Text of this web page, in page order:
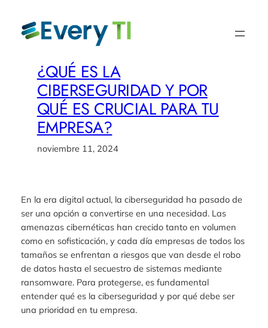
contenido
¿QUÉ ES LA
CIBERSEGURIDAD Y POR
QUÉ ES CRUCIAL PARA TU
EMPRESA?
noviembre 11, 2024
En la era digital actual, la ciberseguridad ha pasado de
ser una opción a convertirse en una necesidad. Las
amenazas cibernéticas han crecido tanto en volumen
como en sofisticación, y cada día empresas de todos los
tamaños se enfrentan a riesgos que van desde el robo
de datos hasta el secuestro de sistemas mediante
ransomware. Para protegerse, es fundamental
entender qué es la ciberseguridad y por qué debe ser
una prioridad en tu empresa.